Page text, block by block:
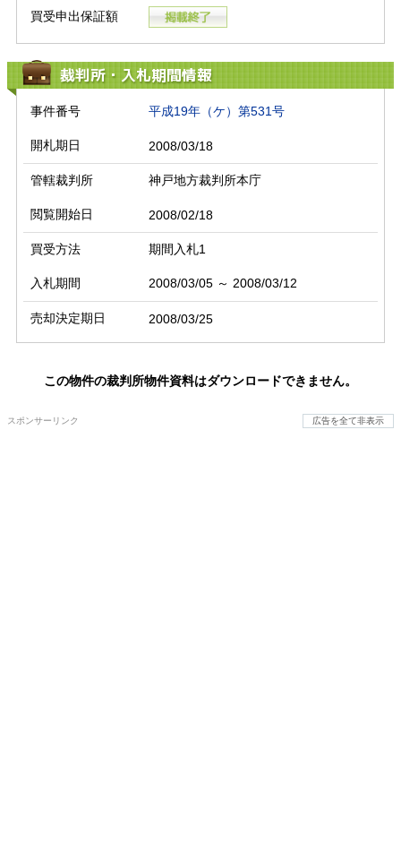
買受申出保証額
裁判所・入札期間情報
事件番号 平成19年（ケ）第531号
開札期日 2008/03/18
管轄裁判所 神戸地方裁判所本庁
閲覧開始日 2008/02/18
買受方法 期間入札1
入札期間 2008/03/05 ～ 2008/03/12
売却決定期日 2008/03/25
この物件の裁判所物件資料はダウンロードできません。
スポンサーリンク 広告を全て非表示